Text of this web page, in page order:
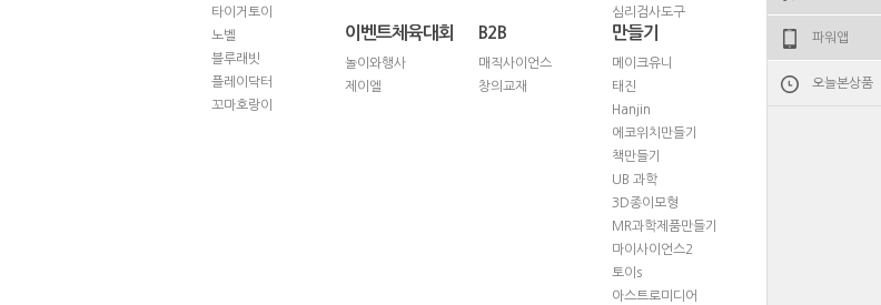
파워앱
오늘본상품
타이거토이
노벨
블루래빗
플레이닥터
꼬마호랑이
심리검사도구
이벤트체육대회
놀이와행사
제이엘
B2B
매직사이언스
창의교재
만들기
메이크유니
태진
Hanjin
에코위치만들기
책만들기
UB 과학
3D종이모형
MR과학제품만들기
마이사이언스2
토이s
아스트로미디어